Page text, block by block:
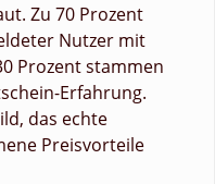
Zu 70 Prozent
Nutzer mit
Prozent stammen
Erfahrung.
das echte
Preisvorteile